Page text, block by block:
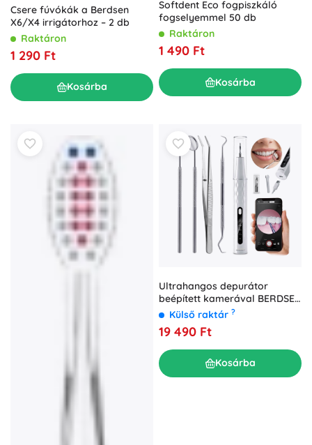
Csere fúvókák a Berdsen
X6/X4 irrigátorhoz – 2 db
Raktáron
1 290 Ft
Kosárba
Softdent Eco fogpiszkáló
fogselyemmel 50 db
Raktáron
1 490 Ft
Kosárba
Ultrahangos depurátor
beépített kamerával BERDSEN
– 4 mód, LED fény, USB‑C
Külső raktár ?
19 490 Ft
Kosárba